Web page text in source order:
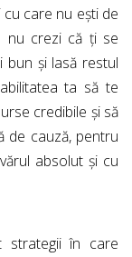
care nu ești de
nu crezi că ți se
bun și lasă restul
ta să te
credibile și să
de cauză, pentru
absolut și cu
strategii în care